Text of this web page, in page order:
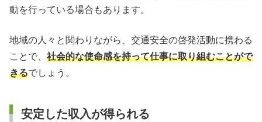
動を行っている場合もあります。
地域の人々と関わりながら、交通安全の啓発活動に携わる
ことで、 社会的な使命感を持って仕事に取り組むことがで
きるでしょう。
安定した収入が得られる